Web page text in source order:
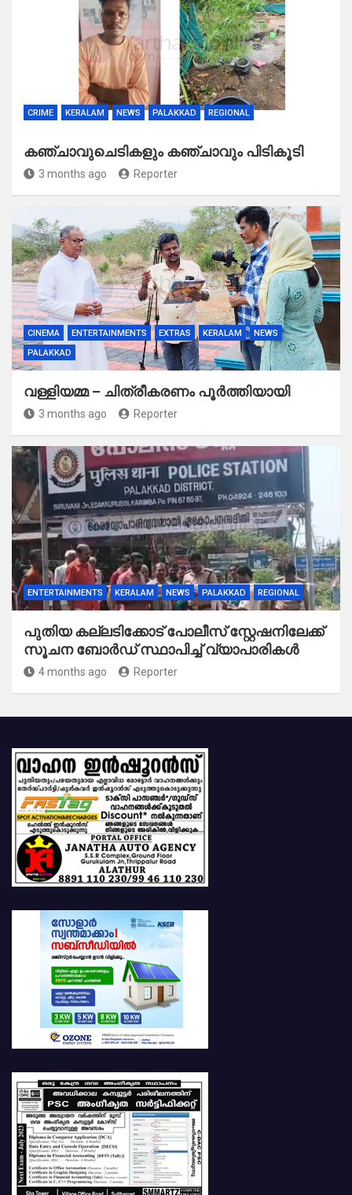
CRIME KERALAM NEWS PALAKKAD REGIONAL
കഞ്ചാവുചെടികളും കഞ്ചാവും പിടികൂടി
3 months ago Reporter
CINEMA ENTERTAINMENTS EXTRAS KERALAM
NEWS
PALAKKAD
വള്ളിയമ്മ – ചിത്രീകരണം പൂർത്തിയായി
3 months ago Reporter
ENTERTAINMENTS KERALAM NEWS PALAKKAD REGIONAL
പുതിയ കല്ലടിക്കോട് പോലീസ് സ്റ്റേഷനിലേക്ക്
സൂചന ബോർഡ് സ്ഥാപിച്ച് വ്യാപാരികൾ
4 months ago Reporter